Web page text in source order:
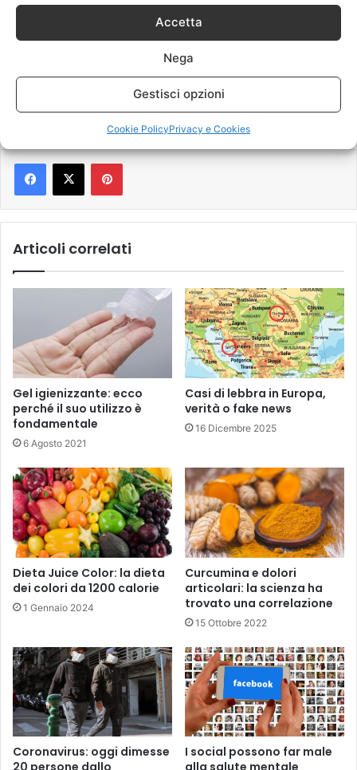
Accetta
Nega
Gestisci opzioni
Cookie PolicyPrivacy e Cookies
anticorpali neutralizzanti contro la variante Delta e altre
varianti di Sars-CoV-2, tra cui anche laEpsilon.
covid variante epsilon
Pinterest
Articoli correlati
Gel igienizzante: ecco
perché il suo utilizzo è
fondamentale
6 Agosto 2021
Casi di lebbra in Europa,
verità o fake news
16 Dicembre 2025
Dieta Juice Color: la dieta
dei colori da 1200 calorie
1 Gennaio 2024
Curcumina e dolori
articolari: la scienza ha
trovato una correlazione
15 Ottobre 2022
Coronavirus: oggi dimesse
I social possono far male